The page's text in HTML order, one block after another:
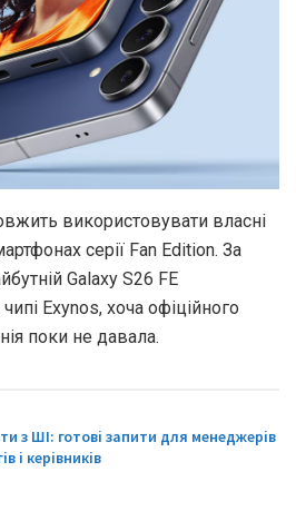
використовувати власні
серії Fan Edition. За
Galaxy S26 FE
Exynos, хоча офіційного
поки не давала.
з ШІ: готові запити для менеджерів
і керівників